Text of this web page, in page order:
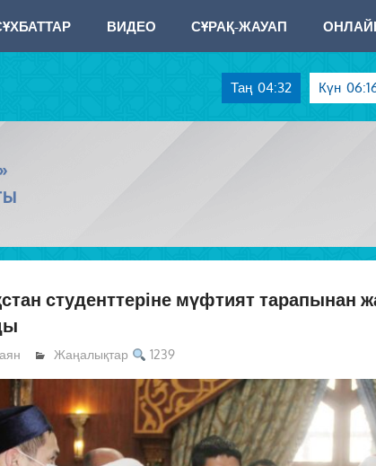
ВИДЕО СҰРАҚ-ЖАУАП
Таң 04:32 Күн
студенттеріне мүфтият тарапынан
Жаңалықтар 1239